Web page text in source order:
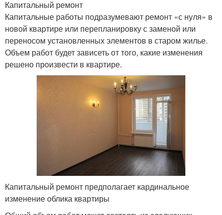
Капитальный ремонт
Капитальные работы подразумевают ремонт «с нуля» в
новой квартире или перепланировку с заменой или
переносом установленных элементов в старом жилье.
Объем работ будет зависеть от того, какие изменения
решено произвести в квартире.
Капитальный ремонт предполагает кардинальное
изменение облика квартиры